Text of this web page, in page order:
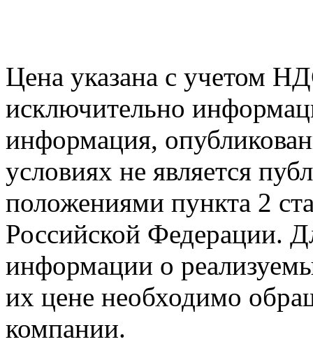
Цена указана с учетом
исключительно
информация,
условиях не является
положениями пункта 2
Российской Федерации.
информации о
их цене необходимо
компании.